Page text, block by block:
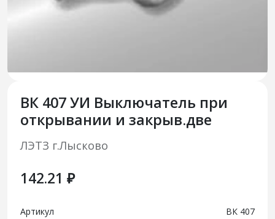
ВК 407 УИ Выключатель при
открывании и закрыв.две
ЛЭТЗ г.Лысково
142.21 ₽
Артикул ВК 407